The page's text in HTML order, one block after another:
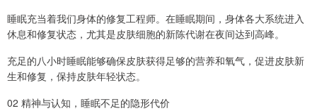
睡眠充当着我们身体的修复工程师。在睡眠期间，身体各大系统进入
休息和修复状态，尤其是皮肤细胞的新陈代谢在夜间达到高峰。
充足的八小时睡眠能够确保皮肤获得足够的营养和氧气，促进皮肤新
生和修复，保持皮肤年轻状态。
02 精神与认知，睡眠不足的隐形代价